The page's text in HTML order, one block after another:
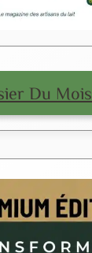
Du Mois